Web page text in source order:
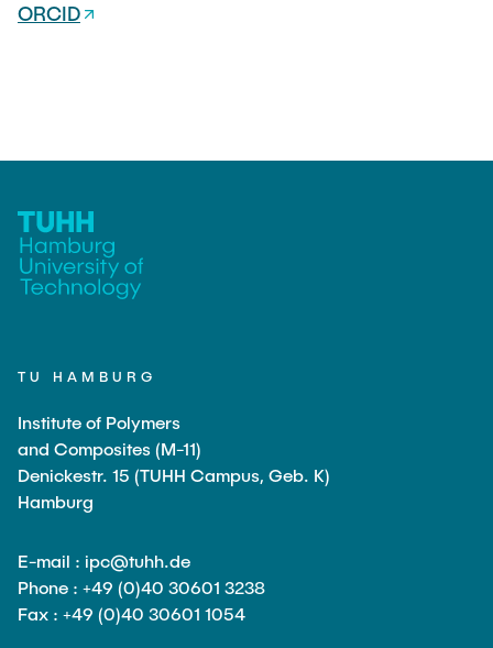
ORCID
TU HAMBURG
Institute of Polymers
and Composites (M-11)
Denickestr. 15 (TUHH Campus, Geb. K)
Hamburg
E-mail : ipc@tuhh.de
Phone : +49 (0)40 30601 3238
Fax : +49 (0)40 30601 1054